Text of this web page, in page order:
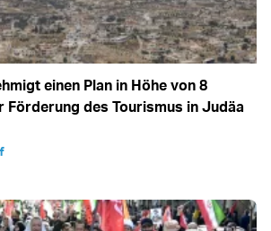
einen Plan in Höhe von 8
Förderung des Tourismus in Judäa